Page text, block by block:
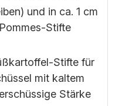
und in ca. 1 cm
Stifte
Stifte für
mit kaltem
Stärke